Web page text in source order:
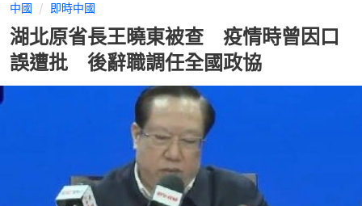
中國 即時中國
湖北原省長王曉東被查 疫情時曾因口
誤遭批 後辭職調任全國政協